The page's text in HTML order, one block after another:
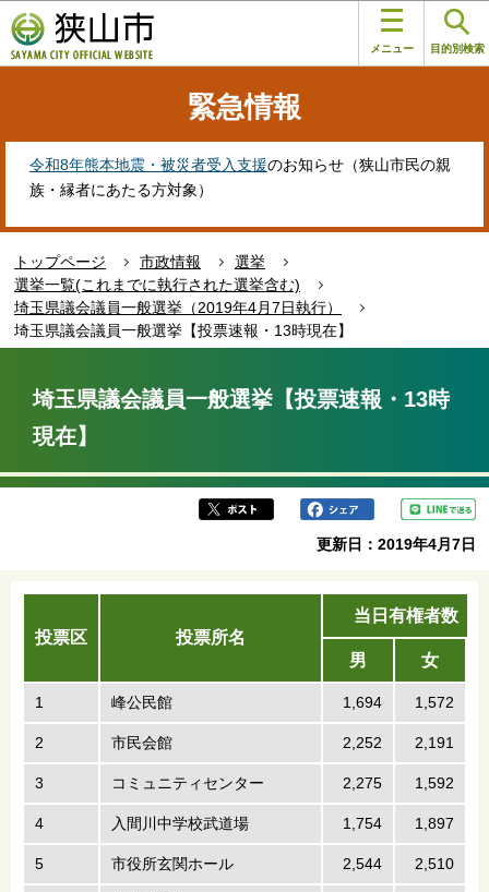
の
ペ
す
メニュー 目的別検索
緊急情報
令和8年熊本地震・被災者受入支援のお知らせ（狭山市民の親
族・縁者にあたる方対象）
トップページ 市政情報
選挙
選挙一覧(これまでに執行された選挙含む)
埼玉県議会議員一般選挙（2019年4月7日執行）
埼玉県議会議員一般選挙【投票速報・13時現在】
ら
埼玉県議会議員一般選挙【投票速報・13時
現在】
更新日：2019年4月7日
投票区 投票所名
当日有権者数 （
男 女
1 峰公民館 1,694 1,572
2 市民会館 2,252 2,191
3 コミュニティセンター 2,275 1,592
4 入間川中学校武道場 1,754 1,897
5 市役所玄関ホール 2,544 2,510